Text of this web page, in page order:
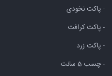
- پاکت نخودی
- پاکت کرافت
- پاکت زرد
- چسب 5 سانت